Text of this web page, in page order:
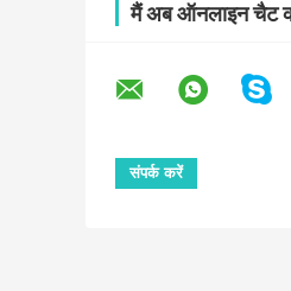
मैं अब ऑनलाइन चैट